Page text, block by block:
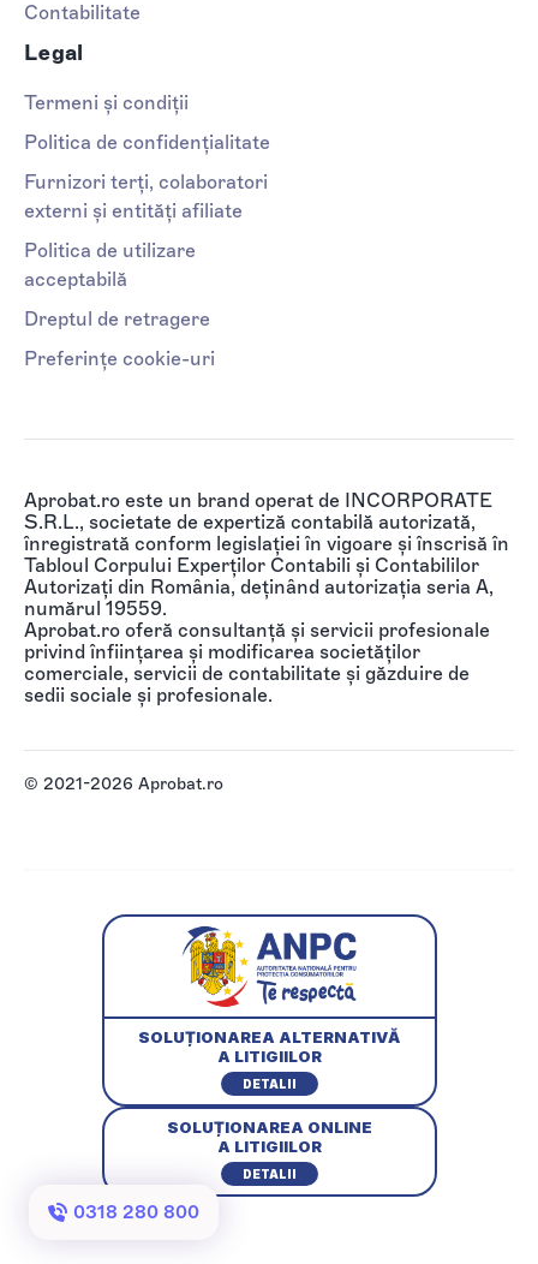
Contabilitate
Legal
Termeni și condiții
Politica de confidențialitate
Furnizori terți, colaboratori
externi și entități afiliate
Politica de utilizare
acceptabilă
Dreptul de retragere
Preferințe cookie-uri
Aprobat.ro este un brand operat de INCORPORATE
S.R.L., societate de expertiză contabilă autorizată,
înregistrată conform legislației în vigoare și înscrisă în
Tabloul Corpului Experților Contabili și Contabililor
Autorizați din România, deținând autorizația seria A,
numărul 19559.
Aprobat.ro oferă consultanță și servicii profesionale
privind înființarea și modificarea societăților
comerciale, servicii de contabilitate și găzduire de
sedii sociale și profesionale.
© 2021-2026 Aprobat.ro
SOLUȚIONAREA ALTERNATIVĂ
A LITIGIILOR
DETALII
SOLUȚIONAREA ONLINE
A LITIGIILOR
DETALII
0318 280 800